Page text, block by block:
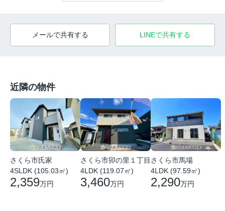
メールで共有する LINEで共有する
近隣の物件
さくら市氏家
4SLDK (105.03㎡)
2,359万円
さくら市卯の里１丁目
4LDK (119.07㎡)
3,460万円
さくら市馬場
4LDK (97.59㎡)
2,290万円